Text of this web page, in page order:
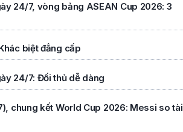
24/7, vòng bảng ASEAN Cup 2026: 3
biệt đẳng cấp
24/7: Đối thủ dễ dàng
chung kết World Cup 2026: Messi so tài